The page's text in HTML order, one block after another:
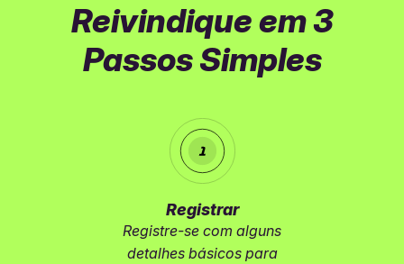
Reivindique em 3
Passos Simples
Registrar
Registre-se com alguns
detalhes básicos para